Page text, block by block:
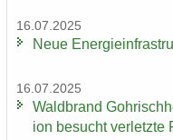
16.07.2025
Neue
16.07.2025
Wald­brand
i­on be­sucht ver­letz­te